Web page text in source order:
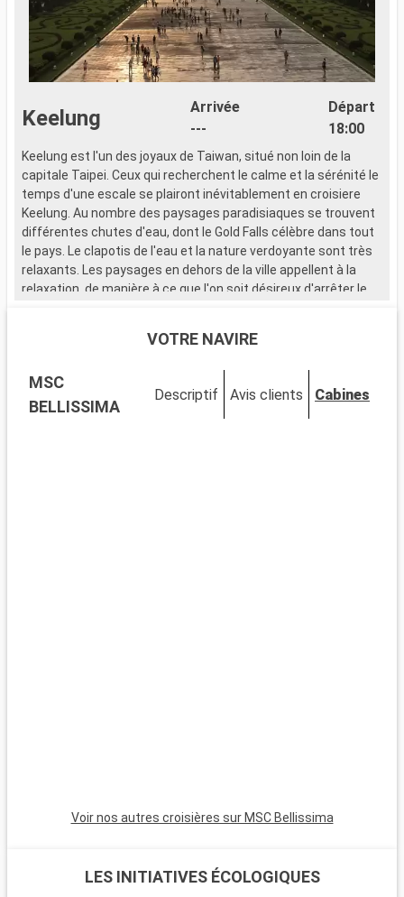
Keelung
Arrivée
---
Départ
18:00
Keelung est l'un des joyaux de Taiwan, situé non loin de la
capitale Taipei. Ceux qui recherchent le calme et la sérénité le
temps d'une escale se plairont inévitablement en croisiere
Keelung. Au nombre des paysages paradisiaques se trouvent
différentes chutes d'eau, dont le Gold Falls célèbre dans tout
le pays. Le clapotis de l'eau et la nature verdoyante sont très
relaxants. Les paysages en dehors de la ville appellent à la
relaxation, de manière à ce que l'on soit désireux d'arrêter le
culture orientale qui en émane. Les croisiéristes apprécient
oeuvres d'artistes taiwanais. Par ailleurs, il est possible de
poursuivre le périple vers d'autres destinations situées à
proximité, comme dans le détroit de Taiwan ou encore vers
VOTRE NAVIRE
MSC
BELLISSIMA
Descriptif Avis clients Cabines
Voir nos autres croisières sur MSC Bellissima
LES INITIATIVES ÉCOLOGIQUES